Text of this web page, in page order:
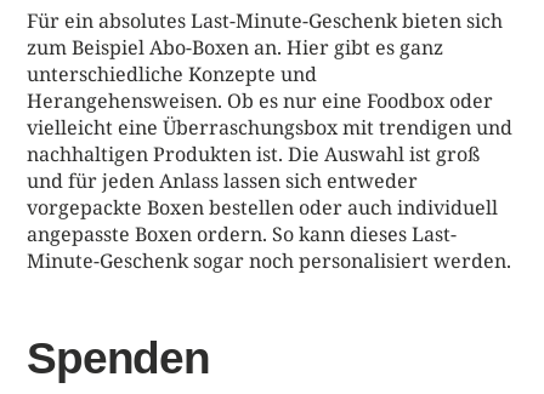
Für ein absolutes Last-Minute-Geschenk bieten sich
zum Beispiel Abo-Boxen an. Hier gibt es ganz
unterschiedliche Konzepte und
Herangehensweisen. Ob es nur eine Foodbox oder
vielleicht eine Überraschungsbox mit trendigen und
nachhaltigen Produkten ist. Die Auswahl ist groß
und für jeden Anlass lassen sich entweder
vorgepackte Boxen bestellen oder auch individuell
angepasste Boxen ordern. So kann dieses Last-
Minute-Geschenk sogar noch personalisiert werden.
Spenden